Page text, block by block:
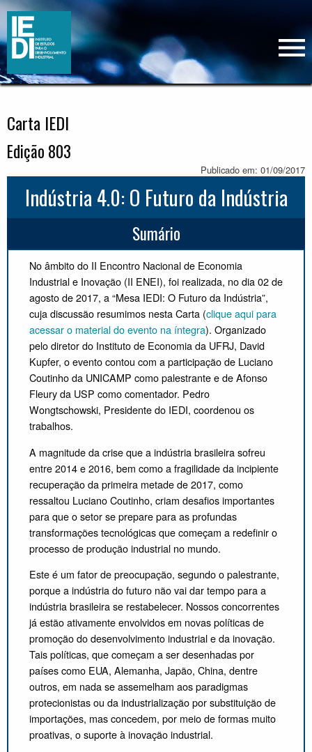
Carta IEDI
Edição 803
Publicado em: 01/09/2017
Indústria 4.0: O Futuro da Indústria
Sumário
No âmbito do II Encontro Nacional de Economia
Industrial e Inovação (II ENEI), foi realizada, no dia 02 de
agosto de 2017, a “Mesa IEDI: O Futuro da Indústria”,
cuja discussão resumimos nesta Carta (clique aqui para
acessar o material do evento na íntegra). Organizado
pelo diretor do Instituto de Economia da UFRJ, David
Kupfer, o evento contou com a participação de Luciano
Coutinho da UNICAMP como palestrante e de Afonso
Fleury da USP como comentador. Pedro
Wongtschowski, Presidente do IEDI, coordenou os
trabalhos.
A magnitude da crise que a indústria brasileira sofreu
entre 2014 e 2016, bem como a fragilidade da incipiente
recuperação da primeira metade de 2017, como
ressaltou Luciano Coutinho, criam desafios importantes
para que o setor se prepare para as profundas
transformações tecnológicas que começam a redefinir o
processo de produção industrial no mundo.
Este é um fator de preocupação, segundo o palestrante,
porque a indústria do futuro não vai dar tempo para a
indústria brasileira se restabelecer. Nossos concorrentes
já estão ativamente envolvidos em novas políticas de
promoção do desenvolvimento industrial e da inovação.
Tais políticas, que começam a ser desenhadas por
países como EUA, Alemanha, Japão, China, dentre
outros, em nada se assemelham aos paradigmas
protecionistas ou da industrialização por substituição de
importações, mas concedem, por meio de formas muito
proativas, o suporte à inovação industrial.